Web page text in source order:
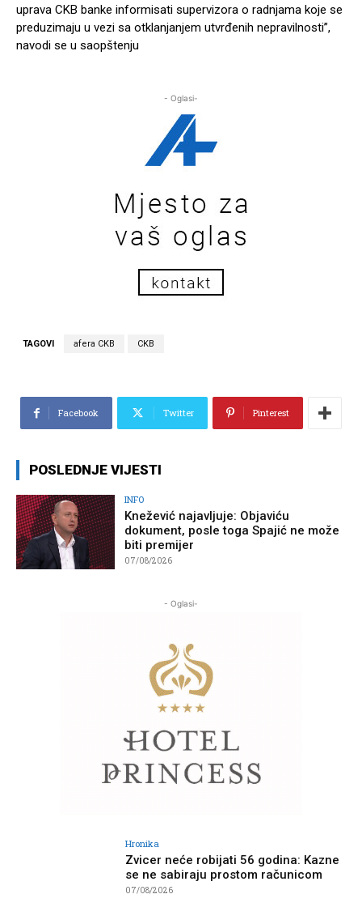
uprava CKB banke informisati supervizora o radnjama koje se
preduzimaju u vezi sa otklanjanjem utvrđenih nepravilnosti”,
navodi se u saopštenju
- Oglasi-
TAGOVI afera CKB CKB
Facebook Twitter Pinterest
POSLEDNJE VIJESTI
INFO
Knežević najavljuje: Objaviću
dokument, posle toga Spajić ne može
biti premijer
07/08/2026
- Oglasi-
Hronika
Zvicer neće robijati 56 godina: Kazne
se ne sabiraju prostom računicom
07/08/2026